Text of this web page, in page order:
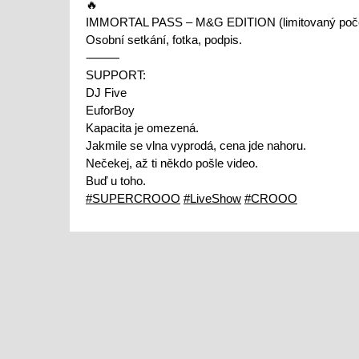
IMMORTAL PASS – M&G EDITION (limitovaný
Osobní setkání, fotka, podpis.
⸻
SUPPORT:
DJ Five
EuforBoy
Kapacita je omezená.
Jakmile se vlna vyprodá, cena jde nahoru.
Nečekej, až ti někdo pošle video.
Buď u toho.
#SUPERCROOO #LiveShow #CROOO